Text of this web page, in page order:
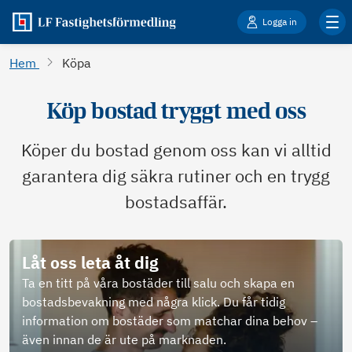
Logga in
Hem Köpa
Köp bostad tryggt med oss
Köper du bostad genom oss kan vi alltid
garantera dig säkra rutiner och en trygg
bostadsaffär.
Låt oss leta åt dig
Ta en titt på våra bostäder till salu och skapa en
bostadsbevakning med några klick. Du får tidig
information om bostäder som matchar dina behov –
även innan de är ute på marknaden.